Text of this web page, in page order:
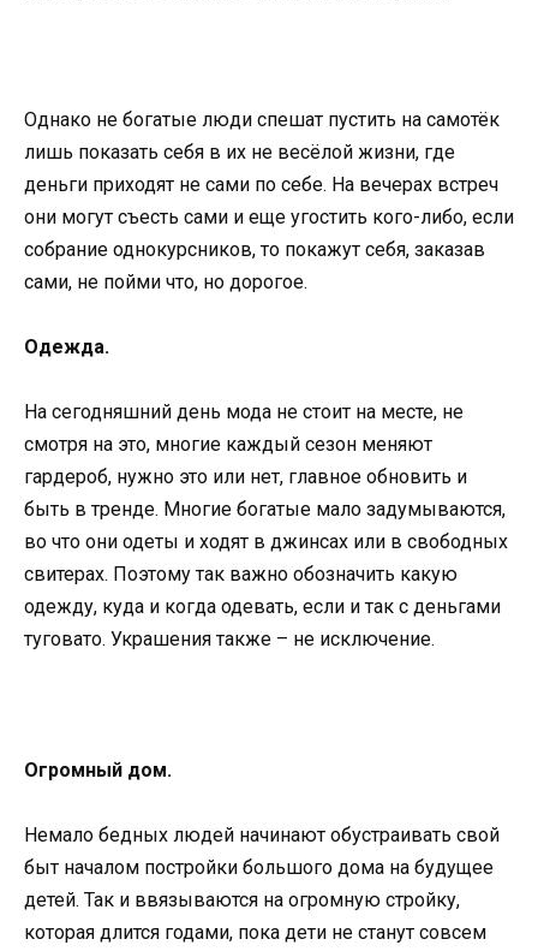
Однако не богатые люди спешат пустить на самотёк
лишь показать себя в их не весёлой жизни, где
деньги приходят не сами по себе. На вечерах встреч
они могут съесть сами и еще угостить кого-либо, если
собрание однокурсников, то покажут себя, заказав
сами, не пойми что, но дорогое.
Одежда.
На сегодняшний день мода не стоит на месте, не
смотря на это, многие каждый сезон меняют
гардероб, нужно это или нет, главное обновить и
быть в тренде. Многие богатые мало задумываются,
во что они одеты и ходят в джинсах или в свободных
свитерах. Поэтому так важно обозначить какую
одежду, куда и когда одевать, если и так с деньгами
туговато. Украшения также – не исключение.
Огромный дом.
Немало бедных людей начинают обустраивать свой
быт началом постройки большого дома на будущее
детей. Так и ввязываются на огромную стройку,
которая длится годами, пока дети не станут совсем